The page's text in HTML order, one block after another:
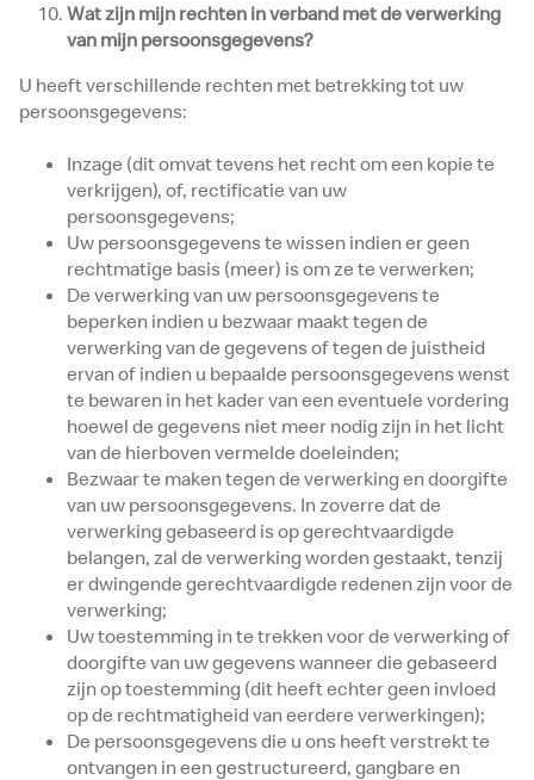
Wat zijn mijn rechten in verband met de verwerking
van mijn persoonsgegevens?
U heeft verschillende rechten met betrekking tot uw
persoonsgegevens:
Inzage (dit omvat tevens het recht om een kopie te
verkrijgen), of, rectificatie van uw
persoonsgegevens;
Uw persoonsgegevens te wissen indien er geen
rechtmatige basis (meer) is om ze te verwerken;
De verwerking van uw persoonsgegevens te
beperken indien u bezwaar maakt tegen de
verwerking van de gegevens of tegen de juistheid
ervan of indien u bepaalde persoonsgegevens wenst
te bewaren in het kader van een eventuele vordering
hoewel de gegevens niet meer nodig zijn in het licht
van de hierboven vermelde doeleinden;
Bezwaar te maken tegen de verwerking en doorgifte
van uw persoonsgegevens. In zoverre dat de
verwerking gebaseerd is op gerechtvaardigde
belangen, zal de verwerking worden gestaakt, tenzij
er dwingende gerechtvaardigde redenen zijn voor de
verwerking;
Uw toestemming in te trekken voor de verwerking of
doorgifte van uw gegevens wanneer die gebaseerd
zijn op toestemming (dit heeft echter geen invloed
op de rechtmatigheid van eerdere verwerkingen);
De persoonsgegevens die u ons heeft verstrekt te
ontvangen in een gestructureerd, gangbare en